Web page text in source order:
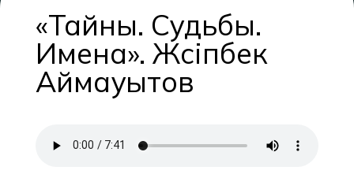
«Тайны. Судьбы.
Имена». Жүсіпбек
Аймауытов